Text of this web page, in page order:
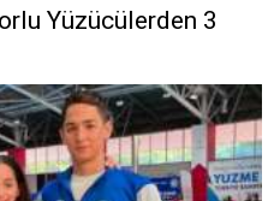
Yüzücülerden 3